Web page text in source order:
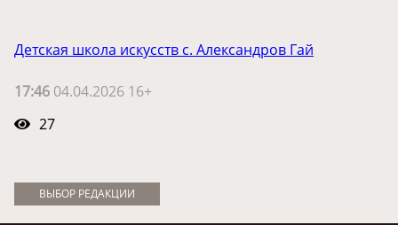
Детская школа искусств с. Александров Гай
17:46 04.04.2026 16+
27
ВЫБОР РЕДАКЦИИ